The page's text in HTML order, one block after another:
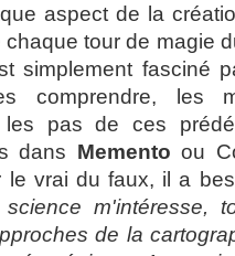
aspect de la
tour de magie
simplement fasciné
comprendre, les
les pas de ces
dans Memento ou
le vrai du faux, il a
science m'intéresse,
de la